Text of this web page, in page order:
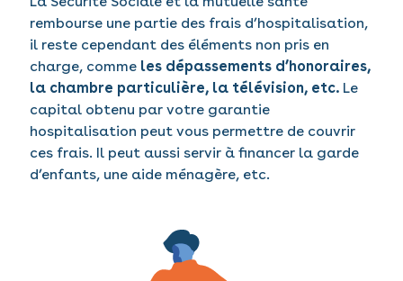
rembourse une partie des frais d’hospitalisation,
il reste cependant des éléments non pris en
charge, comme les dépassements d’honoraires,
la chambre particulière, la télévision, etc. Le
capital obtenu par votre garantie
hospitalisation peut vous permettre de couvrir
ces frais. Il peut aussi servir à financer la garde
d’enfants, une aide ménagère, etc.